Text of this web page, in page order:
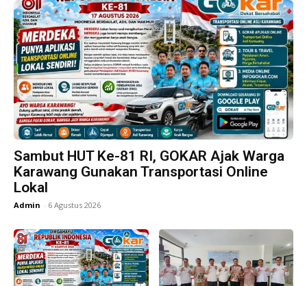
Sambut HUT Ke-81 RI, GOKAR Ajak Warga
Karawang Gunakan Transportasi Online
Lokal
Admin - 6 Agustus 2026